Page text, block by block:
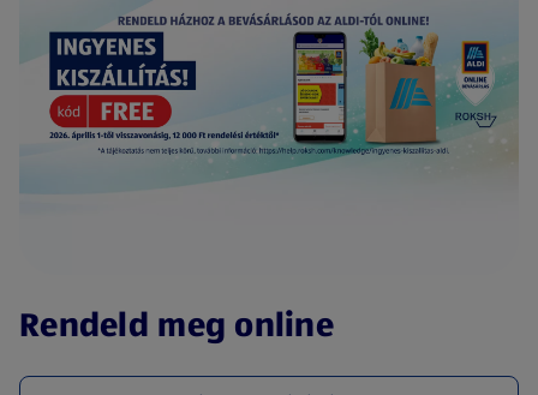
Rendeld meg online